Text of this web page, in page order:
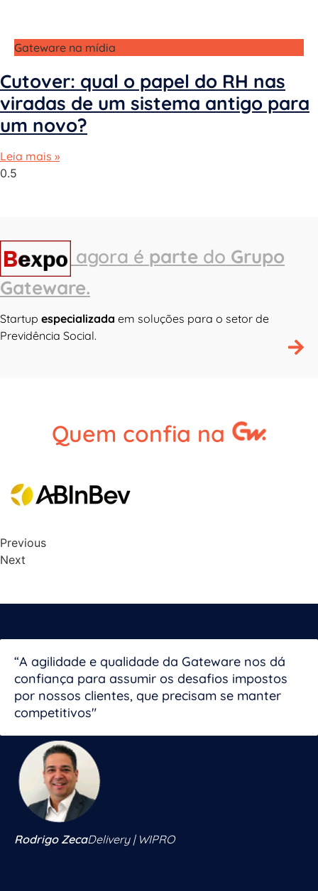
Gateware na mídia
Cutover: qual o papel do RH nas
viradas de um sistema antigo para
um novo?
Leia mais »
agora é parte do Grupo
Gateware.
Startup especializada em soluções para o setor de
Previdência Social.
Quem confia na
Previous
Next
“A agilidade e qualidade da Gateware nos dá
confiança para assumir os desafios impostos
por nossos clientes, que precisam se manter
competitivos"
Rodrigo ZecaDelivery | WIPRO